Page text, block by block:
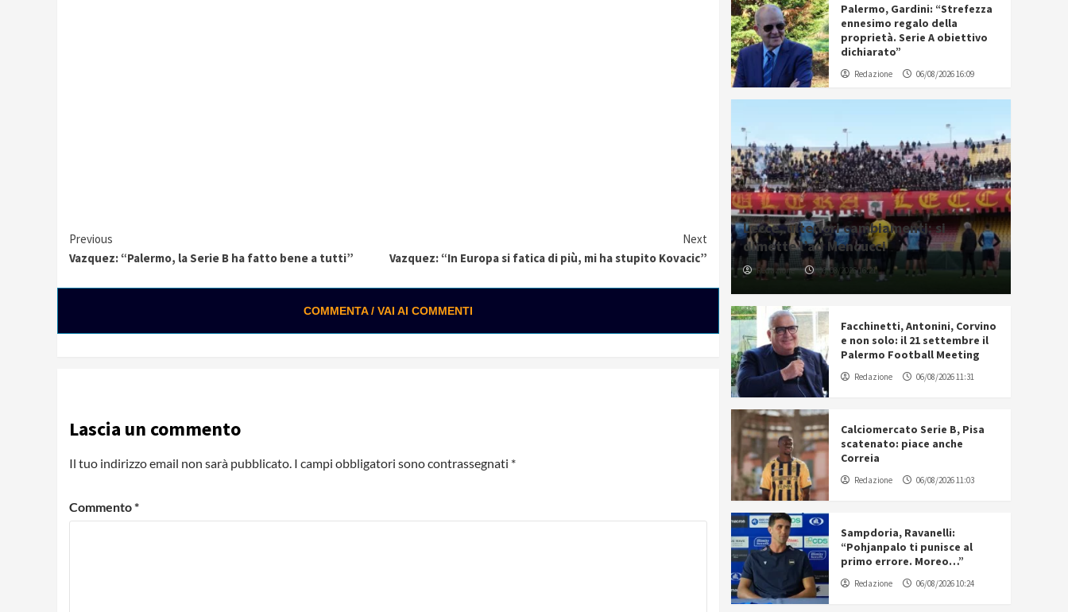
Continue
Reading
Previous
Vazquez: “Palermo, la Serie B ha fatto bene a tutti”
Next
Vazquez: “In Europa si fatica di più, mi ha stupito Kovacic”
COMMENTA / VAI AI COMMENTI
Lascia un commento
Il tuo indirizzo email non sarà pubblicato. I campi obbligatori sono contrassegnati *
Commento*
Palermo, Gardini: “Strefezza
ennesimo regalo della
proprietà. Serie A obiettivo
dichiarato”
Redazione 06/08/2026 16:09
Lecce, ulteriori cambiamenti: si
dimette l’ad Mencucci
Redazione 06/08/2026 16:21
Facchinetti, Antonini, Corvino
e non solo: il 21 settembre il
Palermo Football Meeting
Redazione 06/08/2026 11:31
Calciomercato Serie B, Pisa
scatenato: piace anche
Correia
Redazione 06/08/2026 11:03
Sampdoria, Ravanelli:
“Pohjanpalo ti punisce al
primo errore. Moreo…”
Redazione 06/08/2026 10:24